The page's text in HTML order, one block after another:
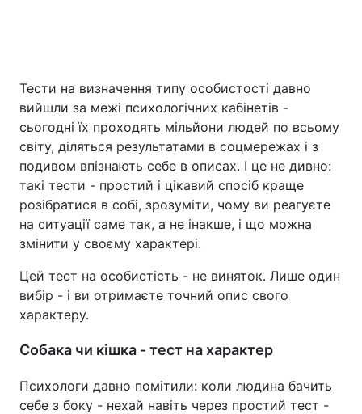
Тести на визначення типу особистості давно
вийшли за межі психологічних кабінетів -
сьогодні їх проходять мільйони людей по всьому
світу, діляться результатами в соцмережах і з
подивом впізнають себе в описах. І це не дивно:
такі тести - простий і цікавий спосіб краще
розібратися в собі, зрозуміти, чому ви реагуєте
на ситуації саме так, а не інакше, і що можна
змінити у своєму характері.
Цей тест на особистість - не виняток. Лише один
вибір - і ви отримаєте точний опис свого
характеру.
Собака чи кішка - тест на характер
Психологи давно помітили: коли людина бачить
себе з боку - нехай навіть через простий тест -